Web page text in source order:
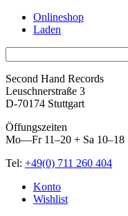
Onlineshop
Laden
Second Hand Records
Leuschnerstraße 3
D-70174 Stuttgart
Öffungszeiten
Mo—Fr 11–20 + Sa 10–18
Tel: +49(0) 711 260 404
Skip
Konto
Wishlist